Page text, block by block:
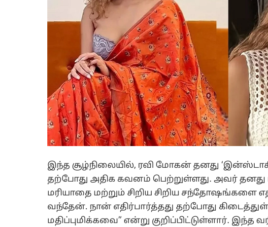
இந்த சூழ்நிலையில், ரவி மோகன் தனது
தற்போது அதிக கவனம் பெற்றுள்ளது. அவர் தனது
மரியாதை மற்றும் சிறிய சிறிய சந்தோஷங்களை
வந்தேன். நான் எதிர்பார்த்தது தற்போது
மதிப்புமிக்கவை” என்று குறிப்பிட்டுள்ளார்.